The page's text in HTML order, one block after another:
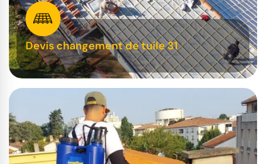
Devis changement de tuile 31